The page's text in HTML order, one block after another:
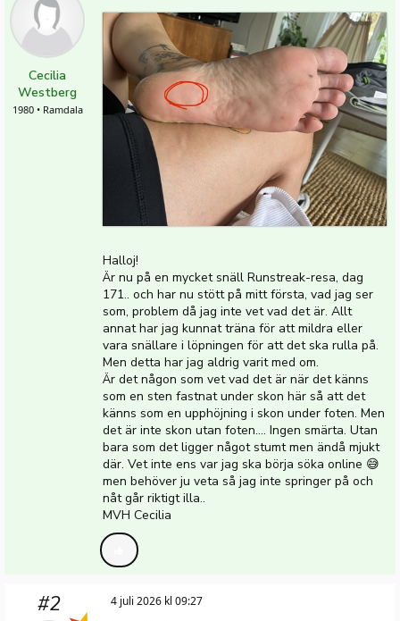
Cecilia
Westberg
1980 • Ramdala
Halloj!
Är nu på en mycket snäll Runstreak-resa, dag
171.. och har nu stött på mitt första, vad jag ser
som, problem då jag inte vet vad det är. Allt
annat har jag kunnat träna för att mildra eller
vara snällare i löpningen för att det ska rulla på.
Men detta har jag aldrig varit med om.
Är det någon som vet vad det är när det känns
som en sten fastnat under skon här så att det
känns som en upphöjning i skon under foten. Men
det är inte skon utan foten.... Ingen smärta. Utan
bara som det ligger något stumt men ändå mjukt
där. Vet inte ens var jag ska börja söka online 😅
men behöver ju veta så jag inte springer på och
nåt går riktigt illa..
MVH Cecilia
#2 4 juli 2026 kl 09:27